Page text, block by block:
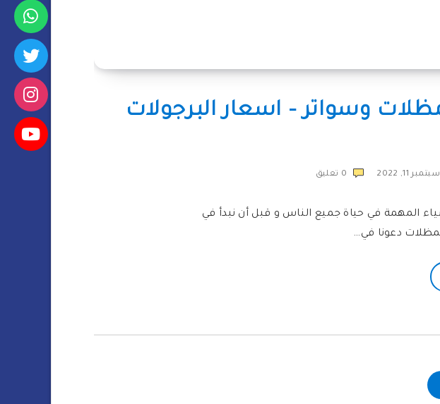
جدة 0566296801 – حداد مظلات وسواتر – اسعار البرجولات
سبتمبر 11, 2022 0 تعليق
المهمة في حياة جميع الناس و قبل أن نبدأ في
دعونا في…